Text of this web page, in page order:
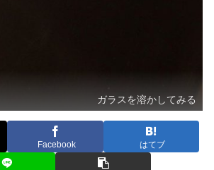
ガラスを溶かしてみる
Facebook はてブ